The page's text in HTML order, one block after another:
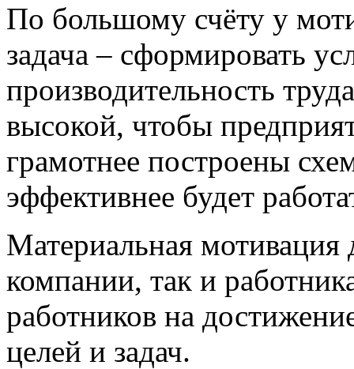
По большому счёту у
задача – сформировать
производительность
высокой, чтобы
грамотнее построены
эффективнее будет
Материальная мотивация
компании, так и
работников на
целей и задач.